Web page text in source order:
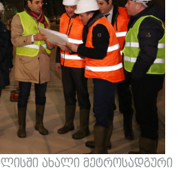
ახალი მეტროსადგური